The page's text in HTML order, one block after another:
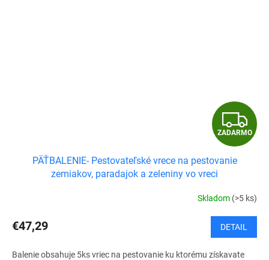
Z
A
A
R
M
ZADARMO
PÄŤBALENIE- Pestovateľské vrece na pestovanie
zemiakov, paradajok a zeleniny vo vreci
Skladom (>5 ks)
€47,29 DETAIL
Balenie obsahuje 5ks vriec na pestovanie ku ktorému získavate